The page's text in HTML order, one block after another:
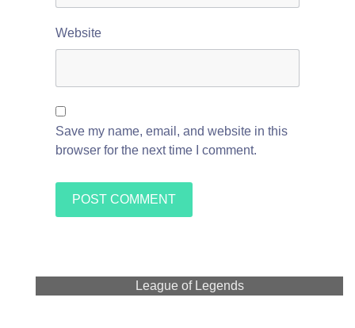
Website
Save my name, email, and website in this
browser for the next time I comment.
League of Legends